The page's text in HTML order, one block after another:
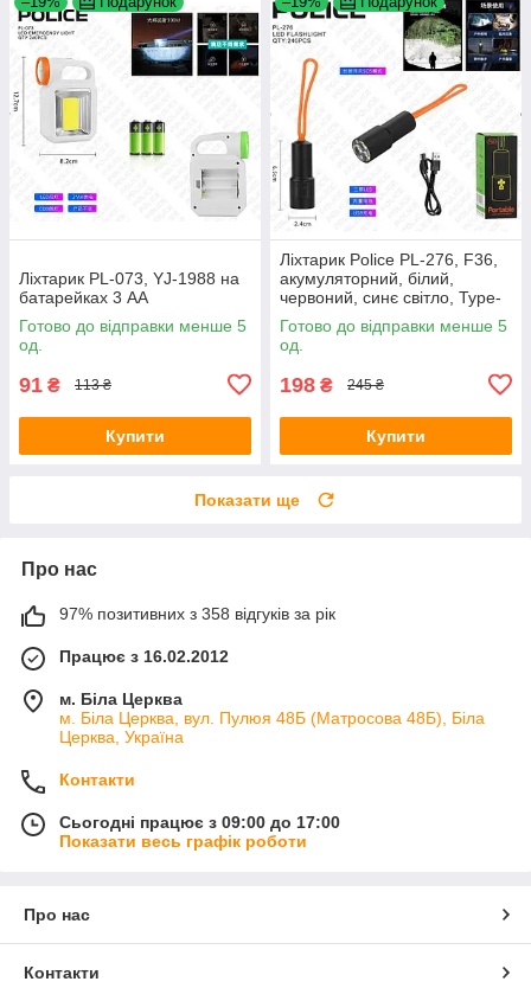
Ліхтарик PL-073, YJ-1988 на
батарейках 3 АА
Готово до відправки менше 5
од.
91 ₴ 113 ₴
Купити
Ліхтарик Police PL-276, F36,
акумуляторний, білий,
червоний, синє світло, Type-
C
Готово до відправки менше 5
од.
198 ₴ 245 ₴
Купити
Показати ще
Про нас
97% позитивних з 358 відгуків за рік
Працює з 16.02.2012
м. Біла Церква
м. Біла Церква, вул. Пулюя 48Б (Матросова 48Б), Біла
Церква, Україна
Контакти
Сьогодні працює з 09:00 до 17:00
Показати весь графік роботи
Про нас
Контакти